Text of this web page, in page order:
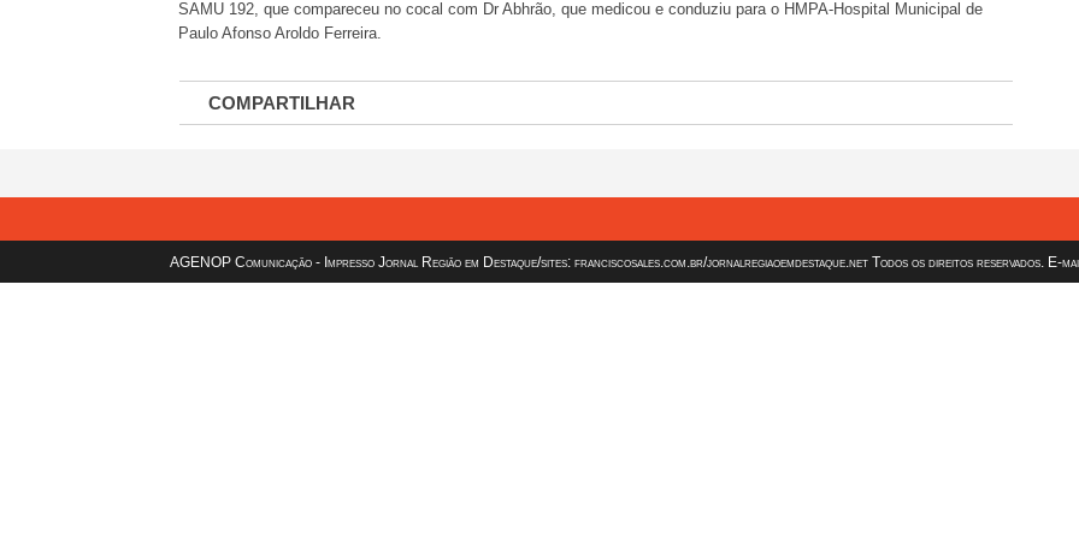
SAMU 192, que compareceu no cocal com Dr Abhrão, que medicou e conduziu para o HMPA-Hospital Municipal de
Paulo Afonso Aroldo Ferreira.
COMPARTILHAR
AGENOP Comunicação - Impresso Jornal Região em Destaque/sites: franciscosales.com.br/jornalregiaoemdestaque.net Todos os direitos reservados. E-